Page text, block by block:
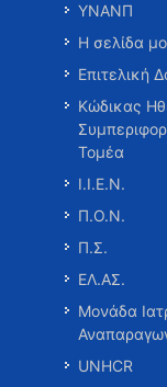
ΥΝΑΝΠ
Η σελίδα
Επιτελική
Κώδικας
Τομέα
Ι.Ι.Ε.Ν.
Π.Ο.Ν.
Π.Σ.
ΕΛ.ΑΣ.
Μονάδα
UNHCR